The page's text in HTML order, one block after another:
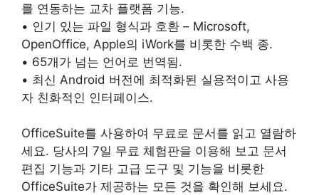
를 연동하는 교차 플랫폼 기능.
• 인기 있는 파일 형식과 호환 – Microsoft,
OpenOffice, Apple의 iWork를 비롯한 수백 종.
• 65개가 넘는 언어로 번역됨.
• 최신 Android 버전에 최적화된 실용적이고 사용
자 친화적인 인터페이스.
OfficeSuite를 사용하여 무료로 문서를 읽고 열람하
세요. 당사의 7일 무료 체험판을 이용해 보고 문서
편집 기능과 기타 고급 도구 및 기능을 비롯한
OfficeSuite가 제공하는 모든 것을 확인해 보세요.